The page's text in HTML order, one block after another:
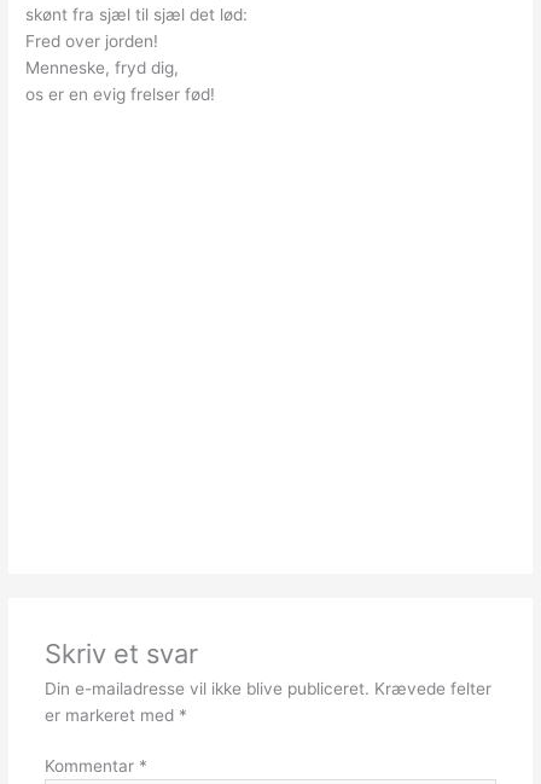
skønt fra sjæl til sjæl det lød:
Fred over jorden!
Menneske, fryd dig,
os er en evig frelser fød!
Skriv et svar
Din e-mailadresse vil ikke blive publiceret. Krævede felter
er markeret med *
Kommentar *